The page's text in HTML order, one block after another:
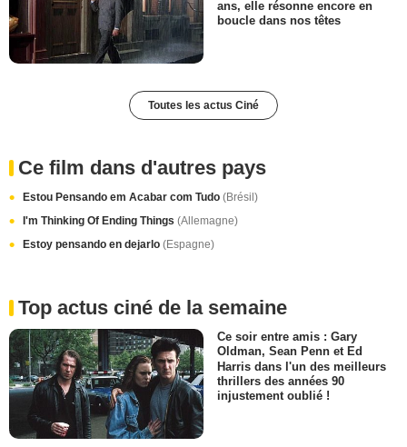
ans, elle résonne encore en
boucle dans nos têtes
Toutes les actus Ciné
Ce film dans d'autres pays
Estou Pensando em Acabar com Tudo (Brésil)
I'm Thinking Of Ending Things (Allemagne)
Estoy pensando en dejarlo (Espagne)
Top actus ciné de la semaine
Ce soir entre amis : Gary
Oldman, Sean Penn et Ed
Harris dans l'un des meilleurs
thrillers des années 90
injustement oublié !